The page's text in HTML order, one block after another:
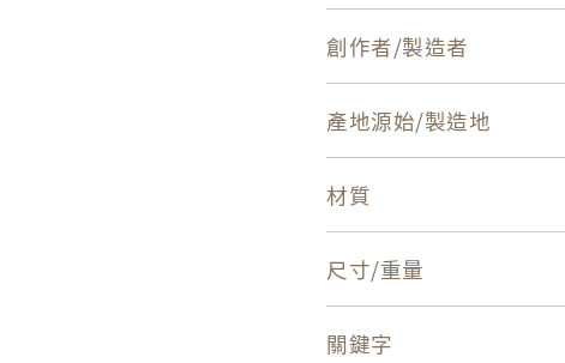
創作者/製造者
產地源始/製造地
材質
尺寸/重量
關鍵字